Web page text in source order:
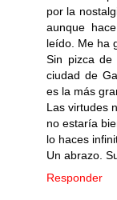
por la
aunque
leído. Me ha
Sin pizca
ciudad de
es la más
Las virtudes
no estaría
lo haces
Un abrazo.
Responder